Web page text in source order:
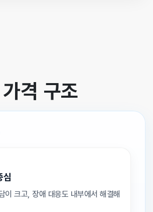
가격 구조
심
이 크고, 장애 대응도 내부에서 해결해